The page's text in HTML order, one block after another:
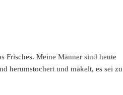
Frisches. Meine Männer sind heute
herumstochert und mäkelt, es sei